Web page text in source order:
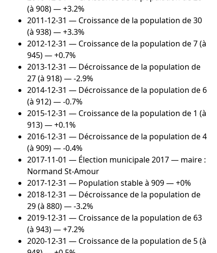
(à 908) — +3.2%
2011-12-31 — Croissance de la population de 30
(à 938) — +3.3%
2012-12-31 — Croissance de la population de 7 (à
945) — +0.7%
2013-12-31 — Décroissance de la population de
27 (à 918) — -2.9%
2014-12-31 — Décroissance de la population de 6
(à 912) — -0.7%
2015-12-31 — Croissance de la population de 1 (à
913) — +0.1%
2016-12-31 — Décroissance de la population de 4
(à 909) — -0.4%
2017-11-01 — Élection municipale 2017 — maire :
Normand St-Amour
2017-12-31 — Population stable à 909 — +0%
2018-12-31 — Décroissance de la population de
29 (à 880) — -3.2%
2019-12-31 — Croissance de la population de 63
(à 943) — +7.2%
2020-12-31 — Croissance de la population de 5 (à